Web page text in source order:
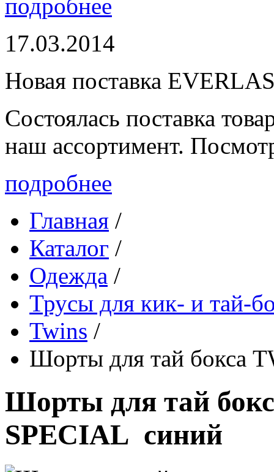
подробнее
17.03.2014
Новая поставка
Состоялась поставка
наш ассортимент.
подробнее
Главная /
Каталог /
Одежда /
Трусы для кик- и тай-
Twins /
Шорты для тай бокса
Шорты для тай
SPECIAL синий